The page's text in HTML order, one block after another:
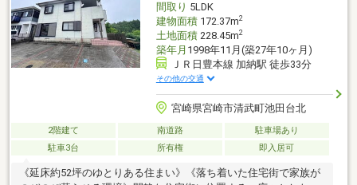
間取り 5LDK
建物面積172.37m2
土地面積228.45m2
築年月 1998年11月(築27年10ヶ月)
ＪＲ日豊本線 加納駅 徒歩33分
その他の交通
宮崎県宮崎市清武町池田台北
2階建て 南道路
駐車場あり
駐車3台
所有権 即入居可
《延床約52坪のゆとりある住まい》《落ち着いた住宅街で家族が